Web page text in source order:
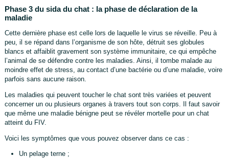
Phase 3 du sida du chat : la phase de déclaration de la
maladie
Cette dernière phase est celle lors de laquelle le virus se réveille. Peu à
peu, il se répand dans l’organisme de son hôte, détruit ses globules
blancs et affaiblit gravement son système immunitaire, ce qui empêche
l’animal de se défendre contre les maladies. Ainsi, il tombe malade au
moindre effet de stress, au contact d’une bactérie ou d’une maladie, voire
parfois sans aucune raison.
Les maladies qui peuvent toucher le chat sont très variées et peuvent
concerner un ou plusieurs organes à travers tout son corps. Il faut savoir
que même une maladie bénigne peut se révéler mortelle pour un chat
atteint du FIV.
Voici les symptômes que vous pouvez observer dans ce cas :
Un pelage terne ;